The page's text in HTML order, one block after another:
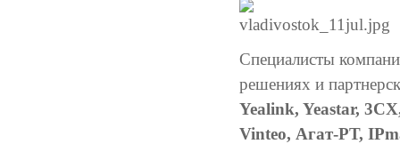
Специалисты
решениях и
Yealink, Yeastar,
Vinteo, Агат-РТ,